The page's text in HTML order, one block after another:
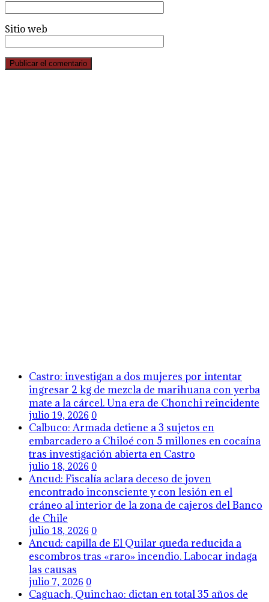
Sitio web
Castro: investigan a dos mujeres por intentar
ingresar 2 kg de mezcla de marihuana con yerba
mate a la cárcel. Una era de Chonchi reincidente
julio 19, 2026 0
Calbuco: Armada detiene a 3 sujetos en
embarcadero a Chiloé con 5 millones en cocaína
tras investigación abierta en Castro
julio 18, 2026 0
Ancud: Fiscalía aclara deceso de joven
encontrado inconsciente y con lesión en el
cráneo al interior de la zona de cajeros del Banco
de Chile
julio 18, 2026 0
Ancud: capilla de El Quilar queda reducida a
escombros tras «raro» incendio. Labocar indaga
las causas
julio 7, 2026 0
Caguach, Quinchao: dictan en total 35 años de